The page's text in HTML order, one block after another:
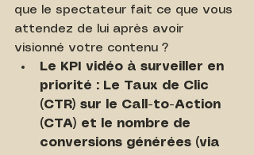
que le spectateur fait ce que vous
attendez de lui après avoir
visionné votre contenu ?
Le KPI vidéo à surveiller en
priorité : Le Taux de Clic
(CTR) sur le Call-to-Action
(CTA) et le nombre de
conversions générées (via